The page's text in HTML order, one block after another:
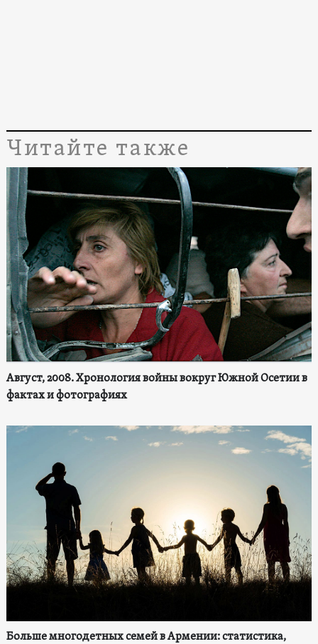
Читайте также
Август, 2008. Хронология войны вокруг Южной Осетии в
фактах и фотографиях
Больше многодетных семей в Армении: статистика,